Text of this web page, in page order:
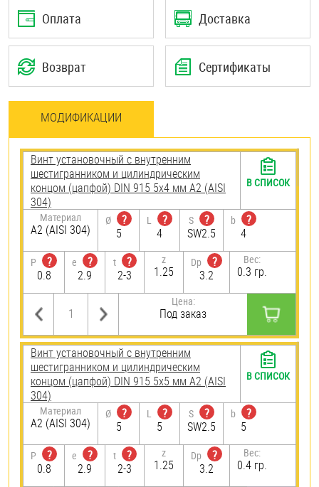
Оплата Доставка
Возврат Сертификаты
МОДИФИКАЦИИ
Винт установочный с внутренним
шестигранником и цилиндрическим
концом (цапфой) DIN 915 5х4 мм А2 (AISI
304)
Материал
А2 (AISI 304)
Ø
?
5
L
?
4
S
?
SW2.5
b
?
4
P
?
0.8
e
?
2.9
t
?
2-3
z
1.25
Dp
?
3.2
Вес:
0.3 гр.
Цена:
Под заказ
В СПИСОК
Винт установочный с внутренним
шестигранником и цилиндрическим
концом (цапфой) DIN 915 5х5 мм А2 (AISI
304)
Материал
А2 (AISI 304)
Ø
?
5
L
?
5
S
?
SW2.5
b
?
5
P
?
0.8
e
?
2.9
t
?
2-3
z
1.25
Dp
?
3.2
Вес:
0.4 гр.
В СПИСОК